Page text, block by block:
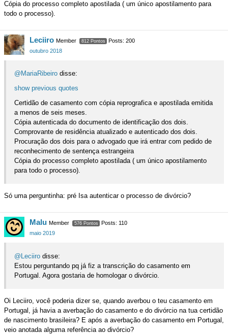
Cópia do processo completo apostilada ( um único apostilamento para
todo o processo).
Leciiro Member 812 Pontos
Posts: 200
outubro 2018
@MariaRibeiro disse:
show previous quotes
Certidão de casamento com cópia reprografica e apostilada emitida
a menos de seis meses.
Cópia autenticada do documento de identificação dos dois.
Comprovante de residência atualizado e autenticado dos dois.
Procuração dos dois para o advogado que irá entrar com pedido de
reconhecimento de sentença estrangeira
Cópia do processo completo apostilada ( um único apostilamento
para todo o processo).
Só uma perguntinha: pré Isa autenticar o processo de divórcio?
Malu Member 576 Pontos
Posts: 110
maio 2019
@Leciiro disse:
Estou perguntando pq já fiz a transcrição do casamento em
Portugal. Agora gostaria de homologar o divórcio.
Oi Leciiro, você poderia dizer se, quando averbou o teu casamento em
Portugal, já havia a averbação do casamento e do divórcio na tua certidão
de nascimento brasileira? E após a averbação do casamento em Portugal,
veio anotada alguma referência ao divórcio?